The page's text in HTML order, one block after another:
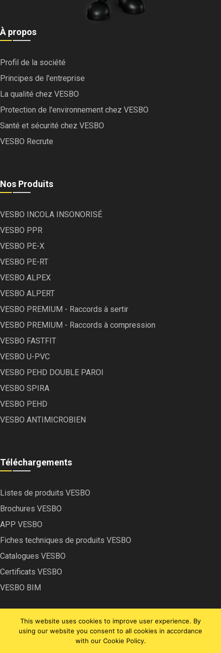
À propos
Profil de la société
Principes de l'entreprise
La qualité chez VESBO
Protection de l'environnement chez VESBO
Santé et sécurité chez VESBO
VESBO Recrute
Nos Produits
VESBO INCOLA INSONORISÉ
VESBO PPR
VESBO PE-X
VESBO PE-RT
VESBO ALPEX
VESBO ALPERT
VESBO PREMIUM - Raccords à sertir
VESBO PREMIUM - Raccords à compression
VESBO FASTFIT
VESBO U-PVC
VESBO PEHD DOUBLE PAROI
VESBO SPIRA
VESBO PEHD
VESBO ANTIMICROBIEN
Téléchargements
Listes de produits VESBO
Brochures VESBO
APP VESBO
Fiches techniques de produits VESBO
Catalogues VESBO
Certificats VESBO
VESBO BIM
This website uses cookies to improve user experience. By
using our website you consent to all cookies in accordance
with our Cookie Policy.